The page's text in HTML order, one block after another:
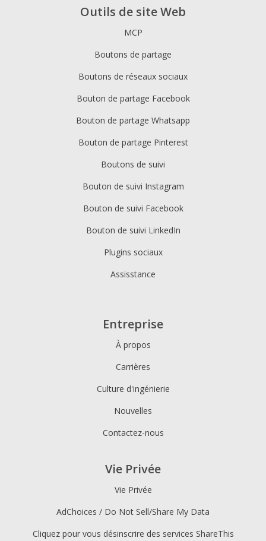
Outils de site Web
MCP
Boutons de partage
Boutons de réseaux sociaux
Bouton de partage Facebook
Bouton de partage Whatsapp
Bouton de partage Pinterest
Boutons de suivi
Bouton de suivi Instagram
Bouton de suivi Facebook
Bouton de suivi LinkedIn
Plugins sociaux
Assisstance
Entreprise
À propos
Carrières
Culture d'ingénierie
Nouvelles
Contactez-nous
Vie Privée
Vie Privée
AdChoices / Do Not Sell/Share My Data
Cliquez pour vous désinscrire des services ShareThis